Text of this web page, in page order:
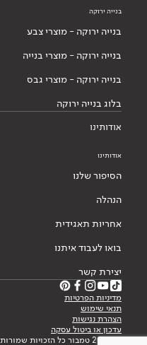
בנייה ירוקה
בנייה ירוקה - מוצרי צבע
בנייה ירוקה - מוצרי בנייה
בנייה ירוקה - מוצרי גבס
בלוג בנייה ירוקה
אודותינו
אודותינו
הסיפור שלנו
הנהלה
אחריות תאגידית
בואו לעבוד איתנו
יצירת קשר
מדיניות הפרטיות
תנאי שימוש
הצהרת נגישות
עדכון או ביטול עסקה
© 2026 טמבור כל הזכויות שמורות